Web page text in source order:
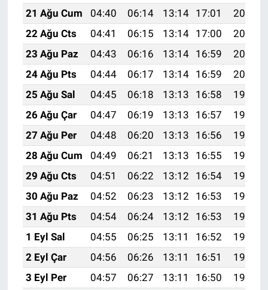
21 Ağu Cum
04:40 06:14 13:14 17:01
20:05
22 Ağu Cts
04:41 06:15 13:14 17:00
20:03
23 Ağu Paz
04:43 06:16 13:14 16:59
20:02
24 Ağu Pts
04:44 06:17 13:14 16:59
20:00
25 Ağu Sal
04:45 06:18 13:13 16:58
19:58
26 Ağu Çar
04:47 06:19 13:13 16:57
19:57
27 Ağu Per
04:48 06:20 13:13 16:56
19:55
28 Ağu Cum
04:49 06:21 13:13 16:55
19:54
29 Ağu Cts
04:51 06:22 13:12 16:54
19:52
30 Ağu Paz
04:52 06:23 13:12 16:53
19:51
31 Ağu Pts
04:54 06:24 13:12 16:53
19:49
1 Eyl Sal
04:55 06:25 13:11 16:52
19:47
2 Eyl Çar
04:56 06:26 13:11 16:51
19:46
3 Eyl Per
04:57 06:27 13:11 16:50
19:44